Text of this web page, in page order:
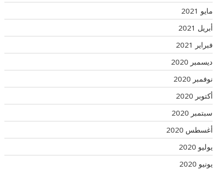
مايو 2021
أبريل 2021
فبراير 2021
ديسمبر 2020
نوفمبر 2020
أكتوبر 2020
سبتمبر 2020
أغسطس 2020
يوليو 2020
يونيو 2020